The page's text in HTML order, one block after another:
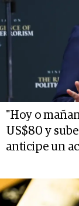
"Hoy o
US$80 y
anticipe un